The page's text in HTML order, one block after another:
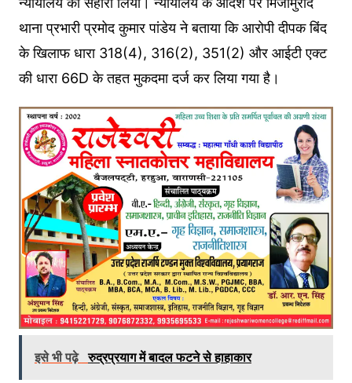
थाना प्रभारी प्रमोद कुमार पांडेय ने बताया कि आरोपी दीपक बिंद
के खिलाफ धारा 318(4), 316(2), 351(2) और आईटी एक्ट
की धारा 66D के तहत मुकदमा दर्ज कर लिया गया है।
इसे भी पढ़े रुद्रप्रयाग में बादल फटने से हाहाकार